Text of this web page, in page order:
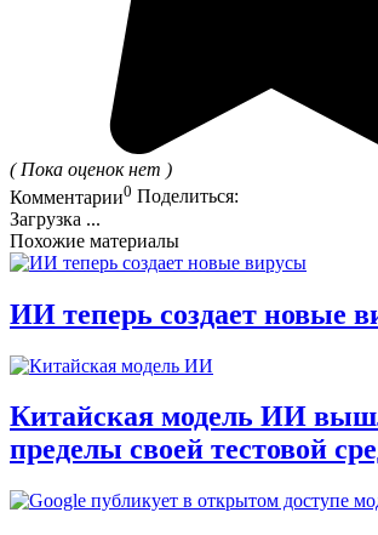
( Пока оценок нет )
Комментарии0 Поделиться:
Загрузка ...
Похожие материалы
ИИ теперь создает новые
Китайская модель ИИ
пределы своей тестовой